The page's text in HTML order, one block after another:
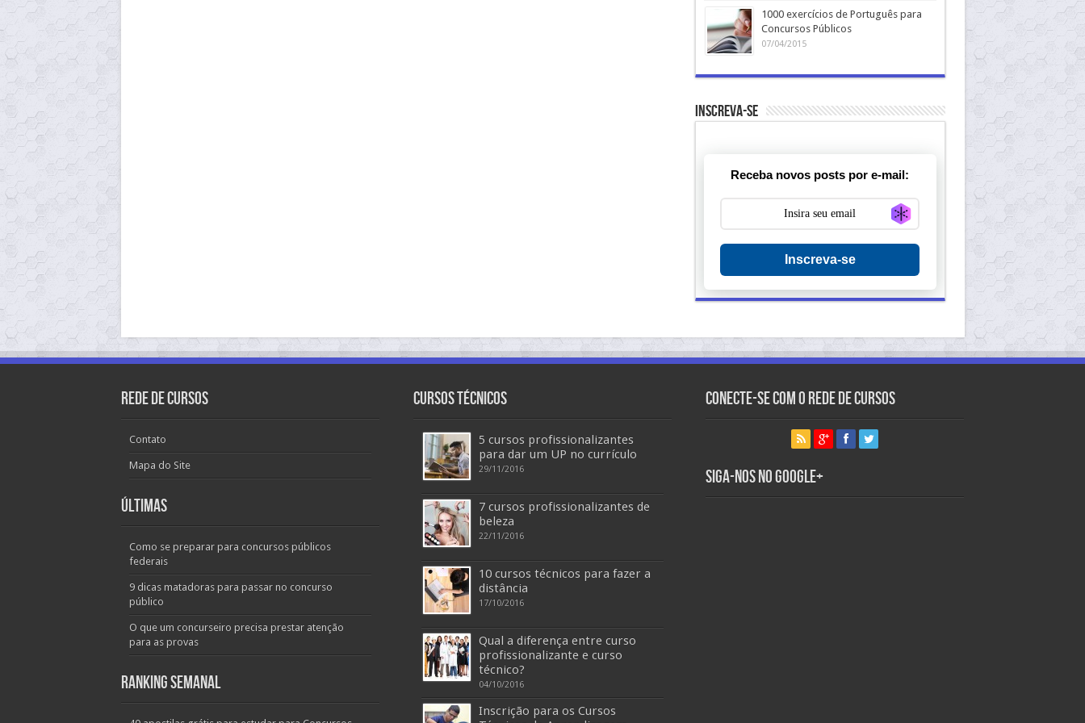
1000 exercícios de Português para
Concursos Públicos
07/04/2015
Inscreva-se
Receba novos posts por e-mail:
Inscreva-se
Rede de Cursos
Contato
Mapa do Site
Últimas
Como se preparar para concursos públicos
federais
9 dicas matadoras para passar no concurso
público
O que um concurseiro precisa prestar atenção
para as provas
Ranking Semanal
Cursos Técnicos
5 cursos profissionalizantes
para dar um UP no currículo
29/11/2016
7 cursos profissionalizantes de
beleza
22/11/2016
10 cursos técnicos para fazer a
distância
17/10/2016
Qual a diferença entre curso
profissionalizante e curso
técnico?
04/10/2016
Inscrição para os Cursos
Conecte-se com o Rede de Cursos
Siga-nos no Google+